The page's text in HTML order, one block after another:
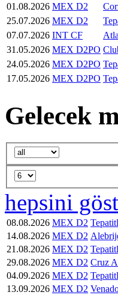
01.08.2026 MEX D2
25.07.2026 MEX D2
07.07.2026 INT CF
31.05.2026 MEX D2PO
24.05.2026 MEX D2PO
17.05.2026 MEX D2PO
Gelecek
hepsini
08.08.2026 MEX D2
14.08.2026 MEX D2
21.08.2026 MEX D2
29.08.2026 MEX D2 Cruz
04.09.2026 MEX D2
13.09.2026 MEX D2